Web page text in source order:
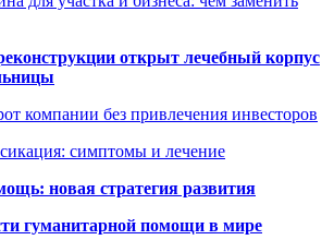
открыт лечебный корпус
компании без привлечения инвесторов
симптомы и лечение
новая стратегия развития
гуманитарной помощи в мире